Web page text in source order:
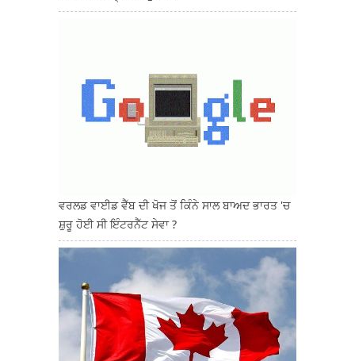
ਵਰਲਡ ਵਾਈਡ ਵੈੱਬ ਦੀ ਖੋਜ ਤੋਂ ਕਿੰਨੇ ਸਾਲ ਬਾਅਦ ਭਾਰਤ 'ਚ
ਸ਼ੁਰੂ ਹੋਈ ਸੀ ਇੰਟਰਨੈੱਟ ਸੇਵਾ ?